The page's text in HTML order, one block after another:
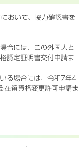
おいて、協力確認書を
合には、この外国人と
認定証明書交付申請ま
る場合には、令和7年4
在留資格変更許可申請ま